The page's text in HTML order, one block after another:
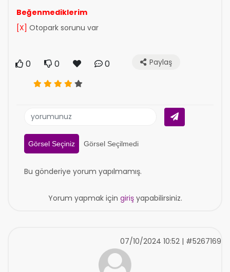
Beğenmediklerim
[X] Otopark sorunu var
0 0 0 Paylaş
Görsel Seçiniz Görsel Seçilmedi
Bu gönderiye yorum yapılmamış.
Yorum yapmak için girişyapabilirsiniz.
07/10/2024 10:52 | #5267169